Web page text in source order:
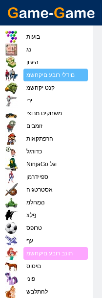
בועות
נג
היגיון
םידלי רובע םיקחשמ
קנט יקחשמ
ירי
משחקים מרוצי
זומבים
הרפתקאות
כדורגל
NinjaGo וגל
ספיידרמן
אסטרטגיה
הָמָחלִמ
ףָלַצ
טרופס
עף
תונב רובע םיקחשמ
םיסוס
פוני
להתלבש